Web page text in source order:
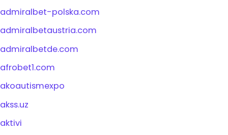
admiralbet-polska.com
admiralbetaustria.com
admiralbetde.com
afrobet1.com
akoautismexpo
akss.uz
aktivi